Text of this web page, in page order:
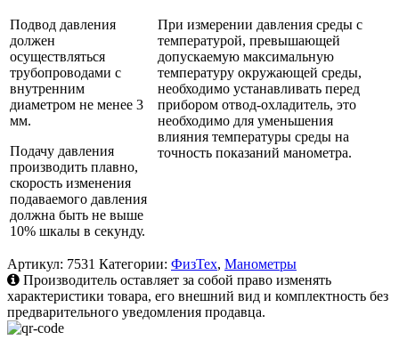
Подвод давления
должен
осуществляться
трубопроводами с
внутренним
диаметром не менее 3
мм.
Подачу давления
производить плавно,
скорость изменения
подаваемого давления
должна быть не выше
10% шкалы в секунду.
При измерении давления среды с
температурой, превышающей
допускаемую максимальную
температуру окружающей среды,
необходимо устанавливать перед
прибором отвод-охладитель, это
необходимо для уменьшения
влияния температуры среды на
точность показаний манометра.
Артикул: 7531 Категории: ФизТех, Манометры
Производитель оставляет за собой право изменять
характеристики товара, его внешний вид и комплектность без
предварительного уведомления продавца.